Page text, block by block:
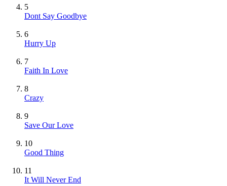
5
Dont Say Goodbye
6
Hurry Up
7
Faith In Love
8
Crazy
9
Save Our Love
10
Good Thing
11
It Will Never End